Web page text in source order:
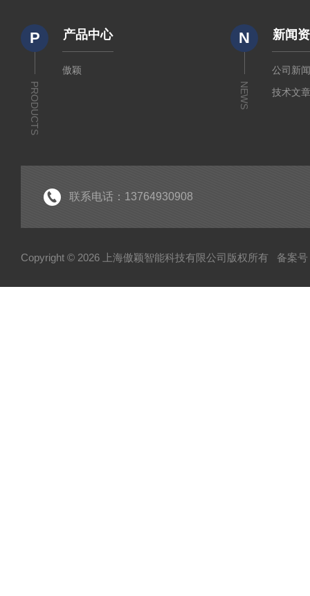
P
PRODUCTS
产品中心
傲颖
N
NEWS
新闻
公司新
技术文
联系电话：13764930908
Copyright © 2026 上海傲颖智能科技有限公司版权所有 备案号